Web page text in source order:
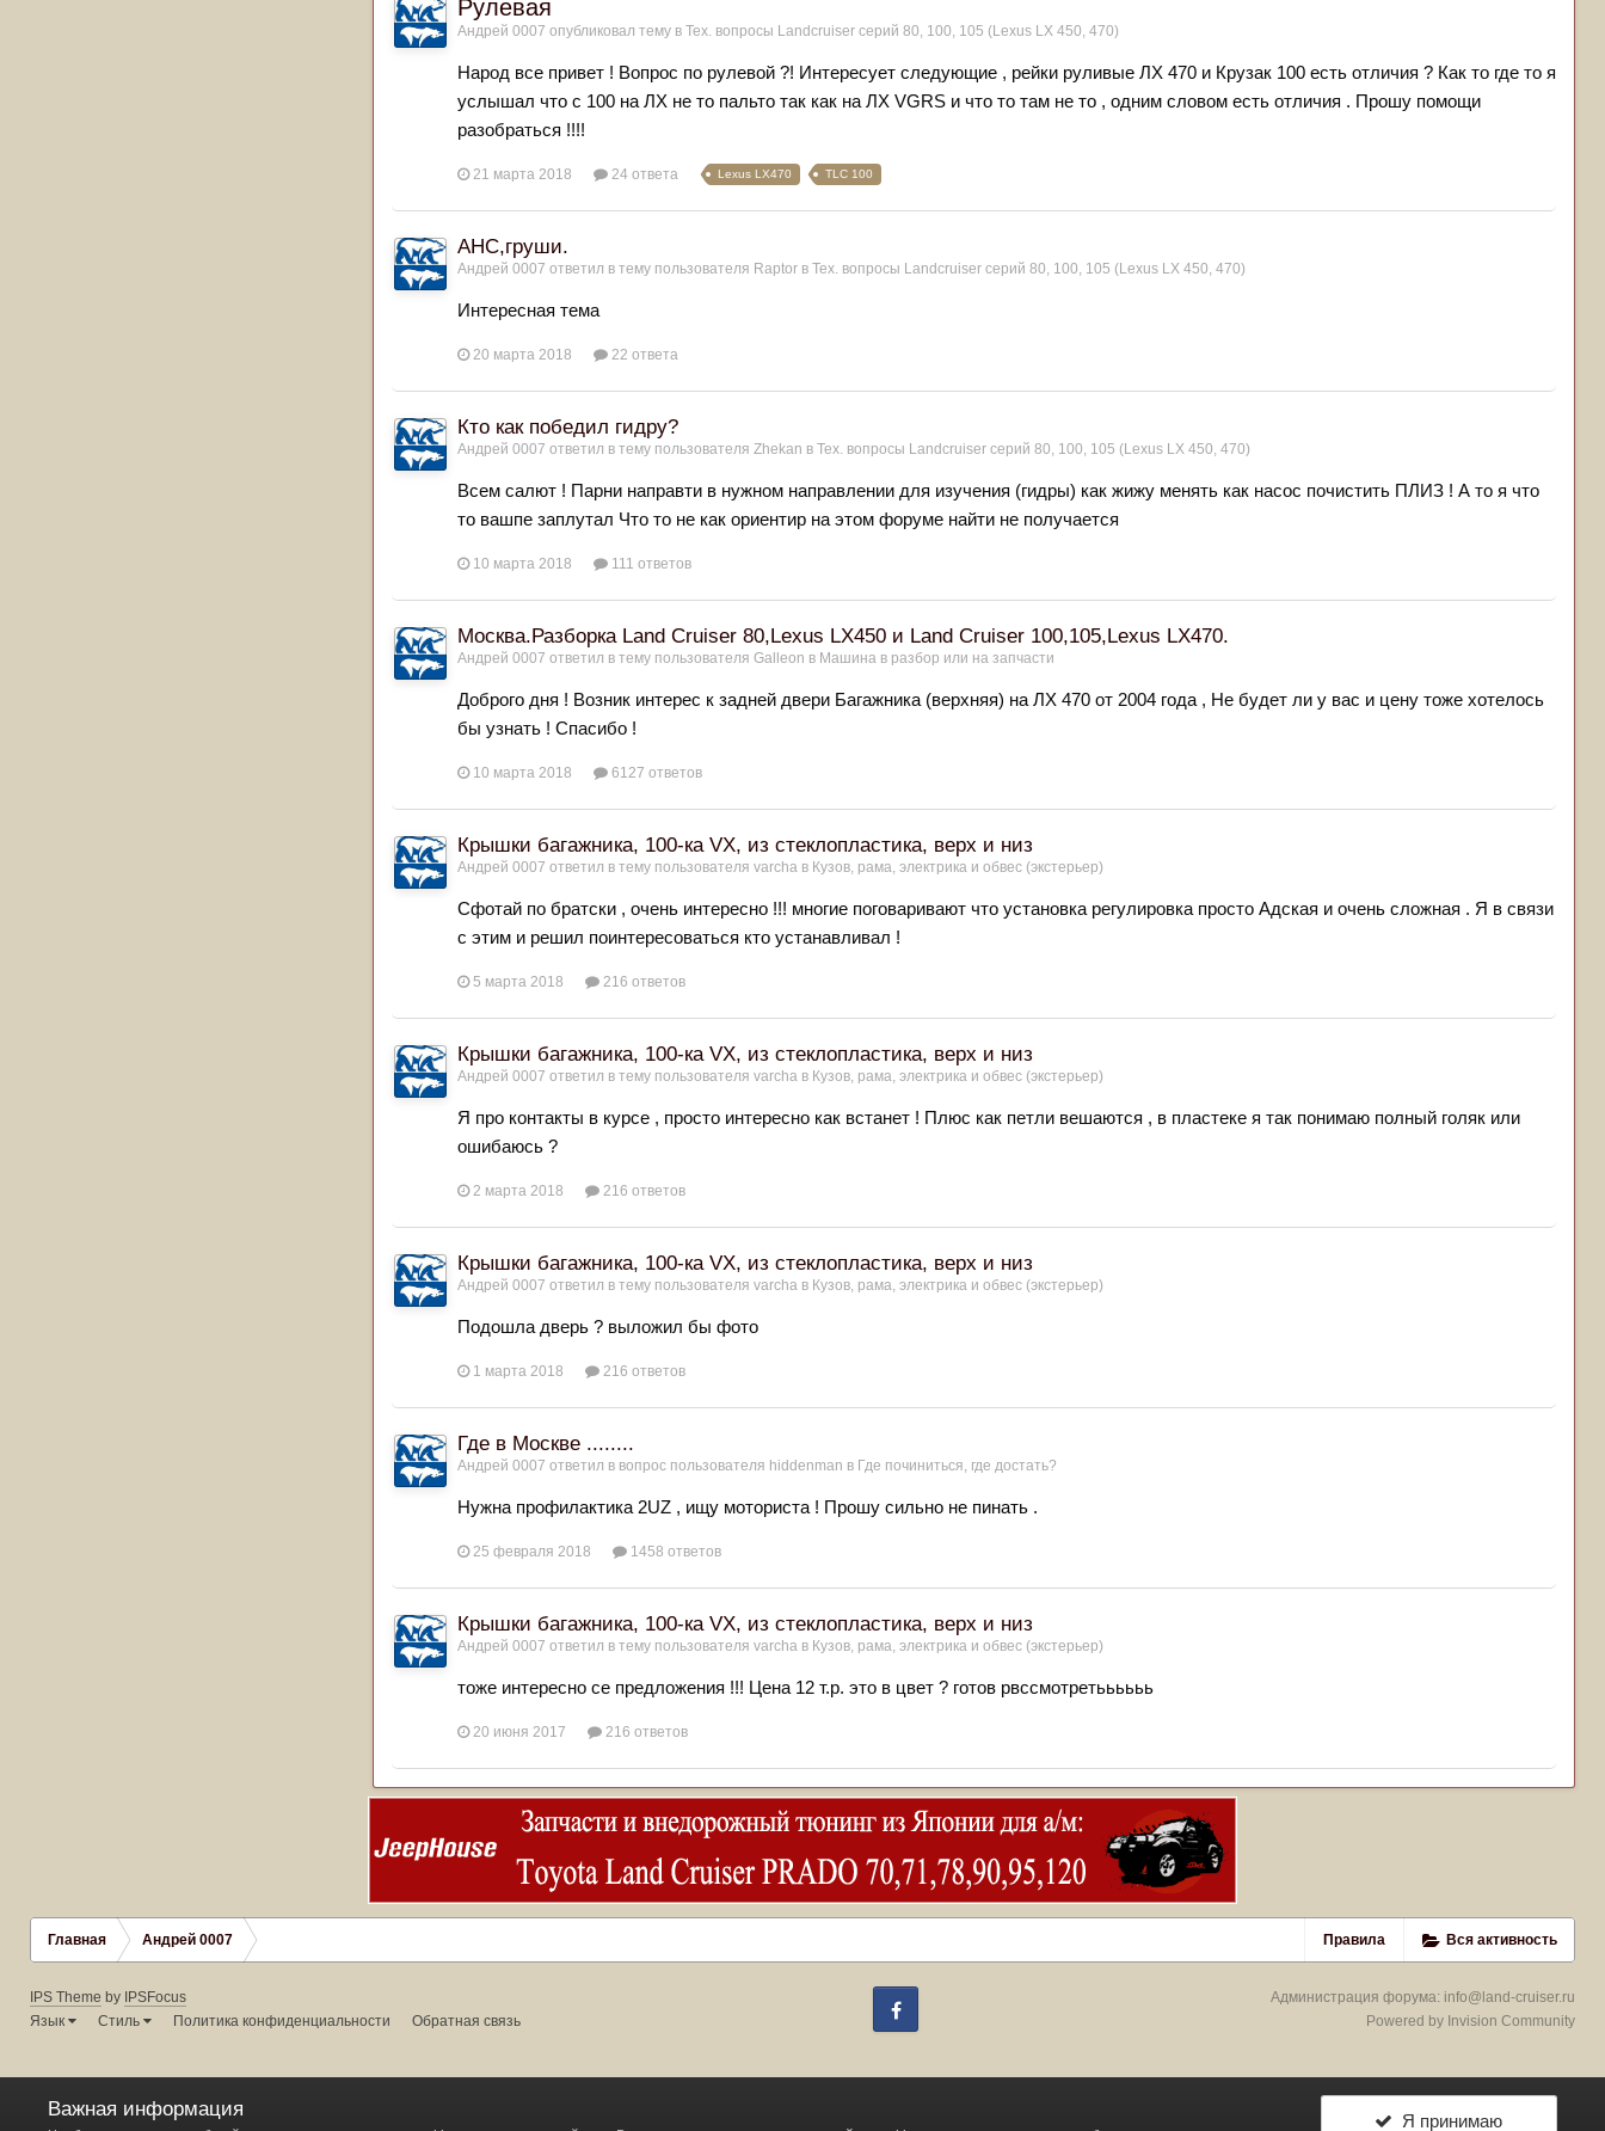
Рулевая
Андрей 0007 опубликовал тему в Тех. вопросы Landcruiser серий 80, 100, 105 (Lexus LX 450, 470)
Народ все привет ! Вопрос по рулевой ?! Интересует следующие , рейки руливые ЛХ 470 и Крузак 100 есть отличия ? Как то где то я
услышал что с 100 на ЛХ не то пальто так как на ЛХ VGRS и что то там не то , одним словом есть отличия . Прошу помощи
разобраться !!!!
21 марта 2018 24 ответа Lexus LX470 TLC 100
AHC,груши.
Андрей 0007 ответил в тему пользователя Raptor в Тех. вопросы Landcruiser серий 80, 100, 105 (Lexus LX 450, 470)
Интересная тема
20 марта 2018 22 ответа
Кто как победил гидру?
Андрей 0007 ответил в тему пользователя Zhekan в Тех. вопросы Landcruiser серий 80, 100, 105 (Lexus LX 450, 470)
Всем салют ! Парни направти в нужном направлении для изучения (гидры) как жижу менять как насос почистить ПЛИЗ ! А то я что
то вашпе заплутал Что то не как ориентир на этом форуме найти не получается
10 марта 2018 111 ответов
Москва.Разборка Land Cruiser 80,Lexus LX450 и Land Cruiser 100,105,Lexus LX470.
Андрей 0007 ответил в тему пользователя Galleon в Машина в разбор или на запчасти
Доброго дня ! Возник интерес к задней двери Багажника (верхняя) на ЛХ 470 от 2004 года , Не будет ли у вас и цену тоже хотелось
бы узнать ! Спасибо !
10 марта 2018 6127 ответов
Крышки багажника, 100-ка VX, из стеклопластика, верх и низ
Андрей 0007 ответил в тему пользователя varcha в Кузов, рама, электрика и обвес (экстерьер)
Сфотай по братски , очень интересно !!! многие поговаривают что установка регулировка просто Адская и очень сложная . Я в связи
с этим и решил поинтересоваться кто устанавливал !
5 марта 2018 216 ответов
Крышки багажника, 100-ка VX, из стеклопластика, верх и низ
Андрей 0007 ответил в тему пользователя varcha в Кузов, рама, электрика и обвес (экстерьер)
Я про контакты в курсе , просто интересно как встанет ! Плюс как петли вешаются , в пластеке я так понимаю полный голяк или
ошибаюсь ?
2 марта 2018 216 ответов
Крышки багажника, 100-ка VX, из стеклопластика, верх и низ
Андрей 0007 ответил в тему пользователя varcha в Кузов, рама, электрика и обвес (экстерьер)
Подошла дверь ? выложил бы фото
1 марта 2018 216 ответов
Где в Москве ........
Андрей 0007 ответил в вопрос пользователя hiddenman в Где починиться, где достать?
Нужна профилактика 2UZ , ищу моториста ! Прошу сильно не пинать .
25 февраля 2018 1458 ответов
Крышки багажника, 100-ка VX, из стеклопластика, верх и низ
Андрей 0007 ответил в тему пользователя varcha в Кузов, рама, электрика и обвес (экстерьер)
тоже интересно се предложения !!! Цена 12 т.р. это в цвет ? готов рвссмотретьььььь
20 июня 2017 216 ответов
Правила Вся активность
Главная Андрей 0007
IPS Theme by IPSFocus
Язык
Стиль Политика конфиденциальности Обратная связь
Администрация форума: info@land-cruiser.ru
Powered by Invision Community
Важная информация
Я принимаю